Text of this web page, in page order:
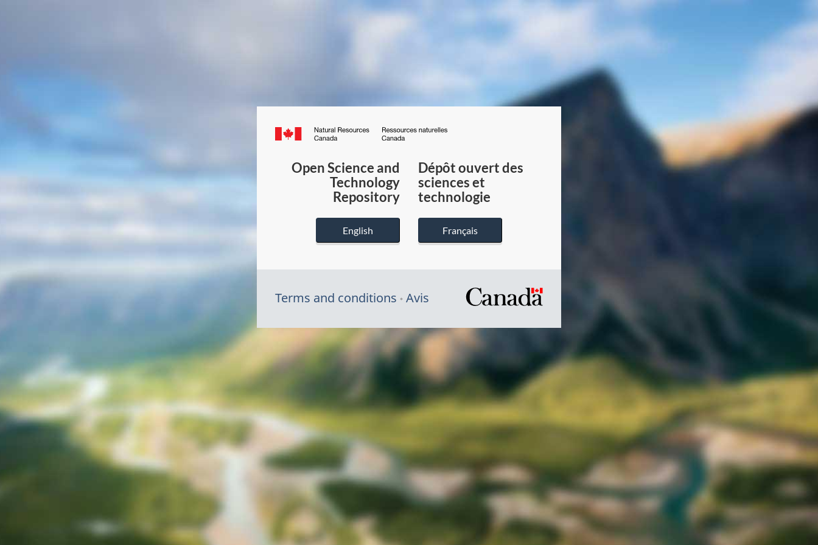
Canada.ca
du
Canada
Open Science and
Technology
Repository
English
Dépôt ouvert des
sciences et
technologie
Français
Terms and conditions Avis
/
gouvernement
du